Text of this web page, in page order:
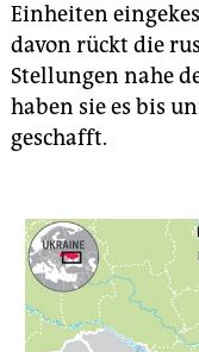
Einheiten
davon rückt die
Stellungen nahe
haben sie es bis
geschafft.